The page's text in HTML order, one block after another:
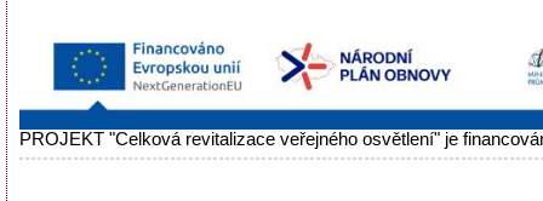
PROJEKT "Celková revitalizace veřejného osvětlení" je